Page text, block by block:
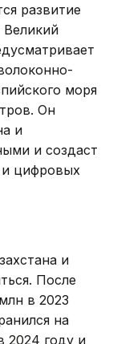
развитие
моря
Он
и
и создаст
и цифровых
и
После
в 2023
на
2024 году и